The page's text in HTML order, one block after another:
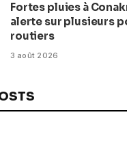
Fortes pluies à
alerte sur plusieurs
routiers
3 août 2026